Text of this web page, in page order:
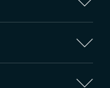
113Д